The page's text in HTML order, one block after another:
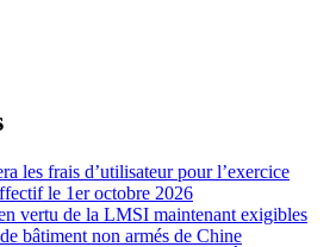
les frais d’utilisateur pour l’exercice
le 1er octobre 2026
vertu de la LMSI maintenant exigibles
bâtiment non armés de Chine